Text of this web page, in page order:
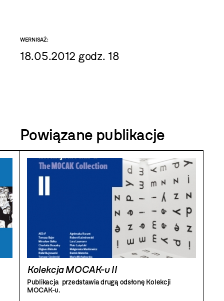
WERNISAŻ:
18.05.2012 godz. 18
Powiązane publikacje
Kolekcja MOCAK-u II
Publikacja przedstawia drugą odsłonę Kolekcji
MOCAK-u.